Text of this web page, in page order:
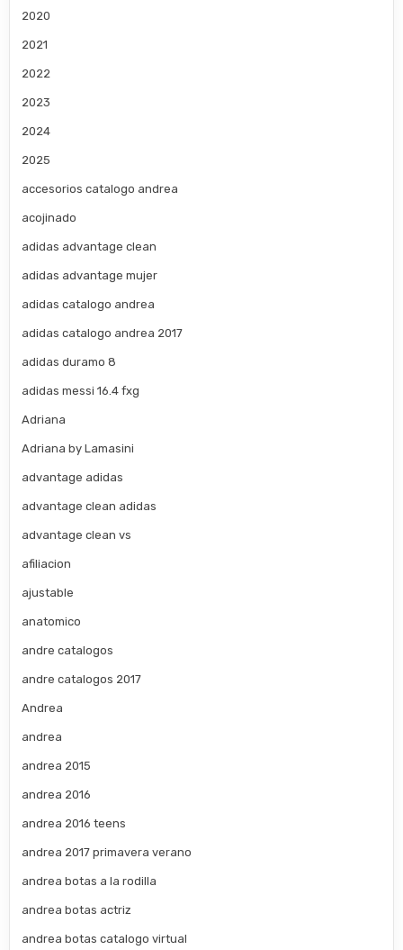
2020
2021
2022
2023
2024
2025
accesorios catalogo andrea
acojinado
adidas advantage clean
adidas advantage mujer
adidas catalogo andrea
adidas catalogo andrea 2017
adidas duramo 8
adidas messi 16.4 fxg
Adriana
Adriana by Lamasini
advantage adidas
advantage clean adidas
advantage clean vs
afiliacion
ajustable
anatomico
andre catalogos
andre catalogos 2017
Andrea
andrea
andrea 2015
andrea 2016
andrea 2016 teens
andrea 2017 primavera verano
andrea botas a la rodilla
andrea botas actriz
andrea botas catalogo virtual